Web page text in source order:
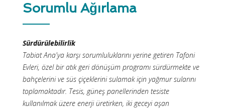
Sorumlu Ağırlama
Sürdürülebilirlik
Tabiat Ana'ya karşı sorumluluklarını yerine getiren Tafoni
Evleri, özel bir atık geri dönüşüm programı sürdürmekte ve
bahçelerini ve süs çiçeklerini sulamak için yağmur sularını
toplamaktadır. Tesis, güneş panellerinden tesiste
kullanılmak üzere enerji üretirken, iki geceyi aşan